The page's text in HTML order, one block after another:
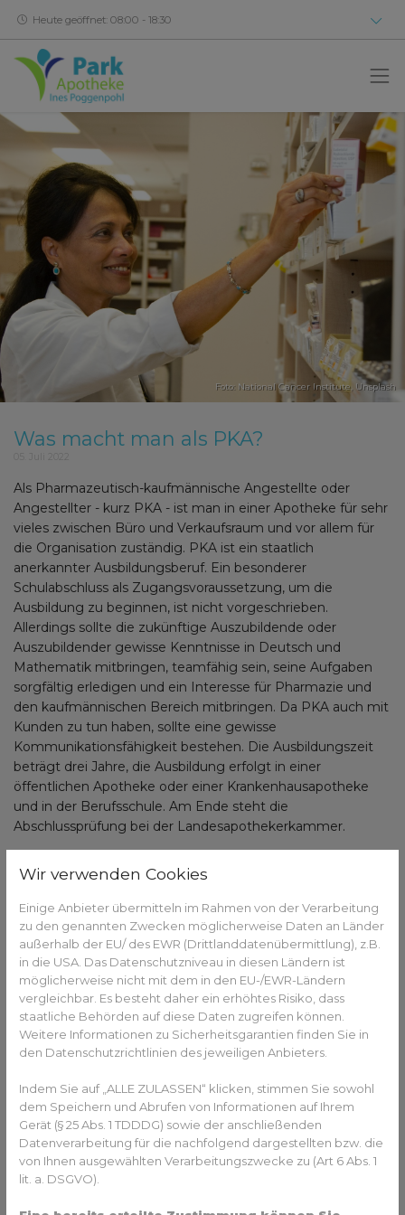
Heute geöffnet: 08:00 - 18:30
Foto: National Cancer Institute Unsplash
Was macht man als PKA?
Als Pharmazeutisch-kaufmännische Angestellte oder
Angestellter - kurz PKA - ist man in einer Apotheke für sehr
vieles zwischen Büro und Verkaufsraum und vor allem für
die Organisation zuständig. PKA ist ein staatlich
anerkannter Ausbildungsberuf. Ein besonderer
Schulabschluss als Zugangsvoraussetzung, um die
Ausbildung zu beginnen, ist nicht vorgeschrieben.
Allerdings sollte die zukünftige Auszubildende oder
Auszubildender gewisse Kenntnisse in Deutsch und
Mathematik mitbringen, teamfähig sein, seine Aufgaben
sorgfältig erledigen und ein Interesse für Pharmazie und
den kaufmännischen Bereich mitbringen. Da PKA auch mit
Kunden zu tun haben, sollte eine gewisse
Kommunikationsfähigkeit bestehen. Die Ausbildungszeit
beträgt drei Jahre, die Ausbildung erfolgt in einer
öffentlichen Apotheke oder einer Krankenhausapotheke
und in der Berufsschule. Am Ende steht die
Abschlussprüfung bei der Landesapothekerkammer.
Apotheke unter anderem für die Warenbestellung und die
Verwaltung des Warenlagers zuständig. Dabei ist es
wichtig, den Warenbestand im Blick zu haben, neue Waren
zu prüfen und zu erfassen, sie auszuzeichnen, Lagerlisten
zu erstellen und Verfallsdaten zu kontrollieren. Auch die
Preisbildung und die Buchführung liegt in ihren oder seinen
Händen. Die oder der PKA rechnen Rezepte und
Leistungen ab, bearbeiten Lieferscheine und Rechnungen,
die Waren und passen das Sortiment an.
Hilfe bei Verkauf und Beratung
Auch das Marketing der jeweiligen Apotheke ist etwas, für
das die oder der PKA zuständig ist. So werden die Waren
Wir verwenden Cookies
Einige Anbieter übermitteln im Rahmen von der Verarbeitung
zu den genannten Zwecken möglicherweise Daten an Länder
außerhalb der EU/ des EWR (Drittlanddatenübermittlung), z.B.
in die USA. Das Datenschutzniveau in diesen Ländern ist
möglicherweise nicht mit dem in den EU-/EWR-Ländern
vergleichbar. Es besteht daher ein erhöhtes Risiko, dass
staatliche Behörden auf diese Daten zugreifen können.
Weitere Informationen zu Sicherheitsgarantien finden Sie in
den Datenschutzrichtlinien des jeweiligen Anbieters.
Indem Sie auf „ALLE ZULASSEN“ klicken, stimmen Sie sowohl
dem Speichern und Abrufen von Informationen auf Ihrem
Gerät (§ 25 Abs. 1 TDDDG) sowie der anschließenden
Datenverarbeitung für die nachfolgend dargestellten bzw. die
von Ihnen ausgewählten Verarbeitungszwecke zu (Art 6 Abs. 1
lit. a. DSGVO).